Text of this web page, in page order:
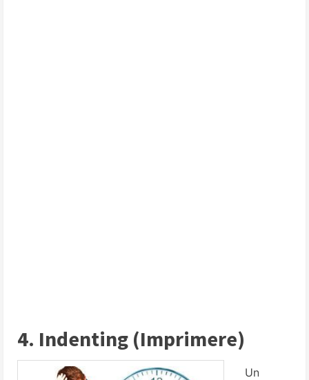
4. Indenting (Imprimere)
Un